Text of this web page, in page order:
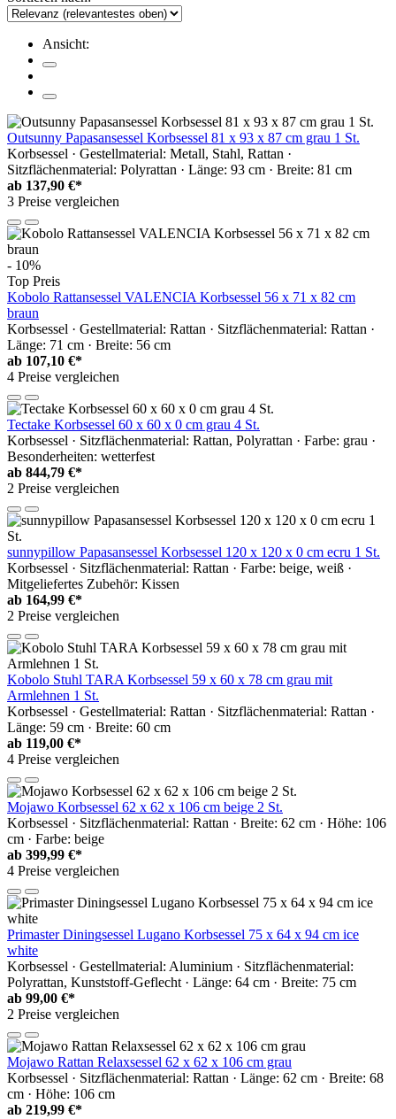
Ansicht:
Outsunny Papasansessel Korbsessel 81 x 93 x 87 cm grau 1 St.
Korbsessel · Gestellmaterial: Metall, Stahl, Rattan ·
Sitzflächenmaterial: Polyrattan · Länge: 93 cm · Breite: 81 cm
ab 137,90 €*
3 Preise vergleichen
- 10%
Top Preis
Kobolo Rattansessel VALENCIA Korbsessel 56 x 71 x 82 cm
braun
Korbsessel · Gestellmaterial: Rattan · Sitzflächenmaterial: Rattan ·
Länge: 71 cm · Breite: 56 cm
ab 107,10 €*
4 Preise vergleichen
Tectake Korbsessel 60 x 60 x 0 cm grau 4 St.
Korbsessel · Sitzflächenmaterial: Rattan, Polyrattan · Farbe: grau ·
Besonderheiten: wetterfest
ab 844,79 €*
2 Preise vergleichen
sunnypillow Papasansessel Korbsessel 120 x 120 x 0 cm ecru 1 St.
Korbsessel · Sitzflächenmaterial: Rattan · Farbe: beige, weiß ·
Mitgeliefertes Zubehör: Kissen
ab 164,99 €*
2 Preise vergleichen
Kobolo Stuhl TARA Korbsessel 59 x 60 x 78 cm grau mit
Armlehnen 1 St.
Korbsessel · Gestellmaterial: Rattan · Sitzflächenmaterial: Rattan ·
Länge: 59 cm · Breite: 60 cm
ab 119,00 €*
4 Preise vergleichen
Mojawo Korbsessel 62 x 62 x 106 cm beige 2 St.
Korbsessel · Sitzflächenmaterial: Rattan · Breite: 62 cm · Höhe: 106
cm · Farbe: beige
ab 399,99 €*
4 Preise vergleichen
Primaster Diningsessel Lugano Korbsessel 75 x 64 x 94 cm ice
white
Korbsessel · Gestellmaterial: Aluminium · Sitzflächenmaterial:
Polyrattan, Kunststoff-Geflecht · Länge: 64 cm · Breite: 75 cm
ab 99,00 €*
2 Preise vergleichen
Mojawo Rattan Relaxsessel 62 x 62 x 106 cm grau
Korbsessel · Sitzflächenmaterial: Rattan · Länge: 62 cm · Breite: 68
cm · Höhe: 106 cm
ab 219,99 €*